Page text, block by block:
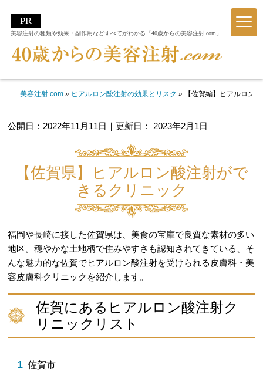
美容注射の種類や効果・副作用などすべてがわかる「40歳からの美容注射.com」
美容注射.com» ヒアルロン酸注射の効果とリスク » 【佐賀編】ヒアルロン
公開日： 2022年11月11日 ｜更新日： 2023年2月1日
【佐賀県】ヒアルロン酸注射がで
きるクリニック
福岡や長崎に接した佐賀県は、美食の宝庫で良質な素材の多い
地区。穏やかな土地柄で住みやすさも認知されてきている、そ
んな魅力的な佐賀でヒアルロン酸注射を受けられる皮膚科・美
容皮膚科クリニックを紹介します。
佐賀にあるヒアルロン酸注射ク
リニックリスト
佐賀市